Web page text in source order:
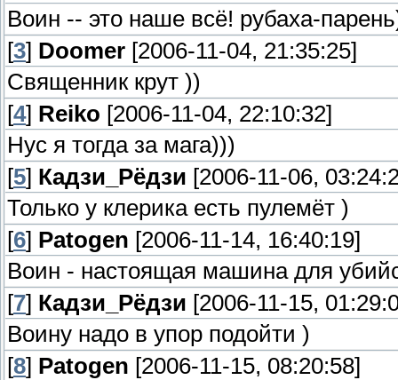
Воин -- это наше всё! рубаха-
[3] Doomer [2006-11-04, 21:35:25]
Священник крут ))
[4] Reiko [2006-11-04, 22:10:32]
Нус я тогда за мага)))
[5] Кадзи_Рёдзи [2006-11-06,
Только у клерика есть пулемёт )
[6] Patogen [2006-11-14, 16:40:19]
Воин - настоящая машина для
[7] Кадзи_Рёдзи [2006-11-15,
Воину надо в упор подойти )
[8] Patogen [2006-11-15, 08:20:58]